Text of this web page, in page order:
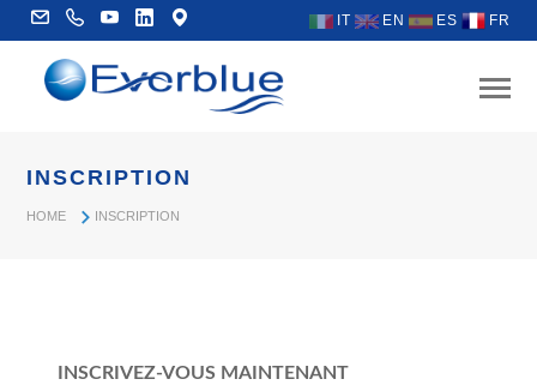
IT EN ES FR
INSCRIPTION
HOME INSCRIPTION
INSCRIVEZ-VOUS MAINTENANT